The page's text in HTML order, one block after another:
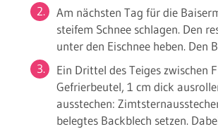
Am nächsten Tag für die
steifem Schnee schlagen. Den
unter den Eischnee heben. Den
Ein Drittel des Teiges zwischen
Gefrierbeutel, 1 cm dick
ausstechen:
belegtes Backblech setzen.